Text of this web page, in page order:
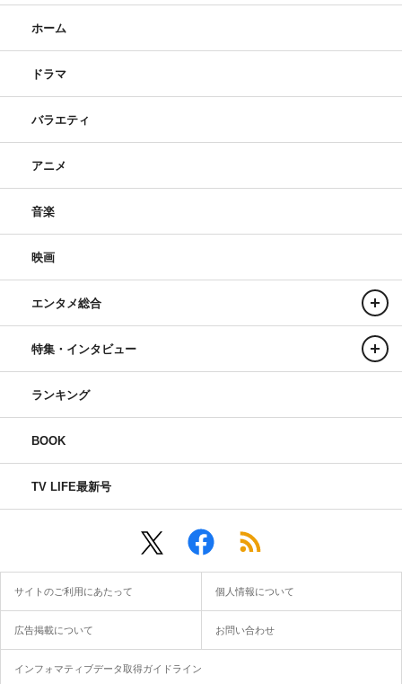
ホーム
ドラマ
バラエティ
アニメ
音楽
映画
エンタメ総合
特集・インタビュー
ランキング
BOOK
TV LIFE最新号
サイトのご利用にあたって 個人情報について
広告掲載について お問い合わせ
インフォマティブデータ取得ガイドライン